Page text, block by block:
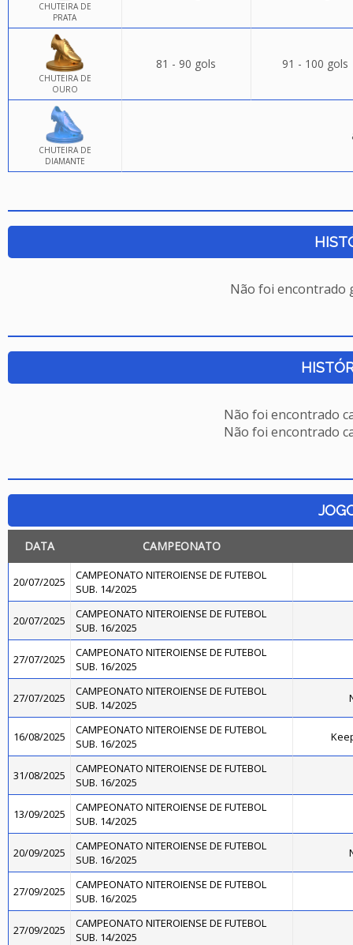
CHUTEIRA DE
PRATA
CHUTEIRA DE
OURO
81 - 90 gols 91 - 100 gols
CHUTEIRA DE
DIAMANTE
Não foi encontrado
Não foi encontrado
Não foi encontrado
DATA CAMPEONATO
20/07/2025
CAMPEONATO NITEROIENSE DE FUTEBOL
SUB. 14/2025
20/07/2025
CAMPEONATO NITEROIENSE DE FUTEBOL
SUB. 16/2025
27/07/2025
CAMPEONATO NITEROIENSE DE FUTEBOL
SUB. 16/2025
27/07/2025
CAMPEONATO NITEROIENSE DE FUTEBOL
SUB. 14/2025
16/08/2025
CAMPEONATO NITEROIENSE DE FUTEBOL
SUB. 16/2025
31/08/2025
CAMPEONATO NITEROIENSE DE FUTEBOL
SUB. 16/2025
13/09/2025
CAMPEONATO NITEROIENSE DE FUTEBOL
SUB. 14/2025
20/09/2025
CAMPEONATO NITEROIENSE DE FUTEBOL
SUB. 16/2025
27/09/2025
CAMPEONATO NITEROIENSE DE FUTEBOL
SUB. 16/2025
27/09/2025
CAMPEONATO NITEROIENSE DE FUTEBOL
SUB. 14/2025